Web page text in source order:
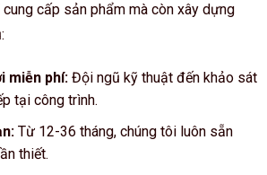
cấp sản phẩm mà còn xây dựng
miễn phí:Đội ngũ kỹ thuật đến khảo sát
tại công trình.
Từ 12-36 tháng, chúng tôi luôn sẵn
thiết.